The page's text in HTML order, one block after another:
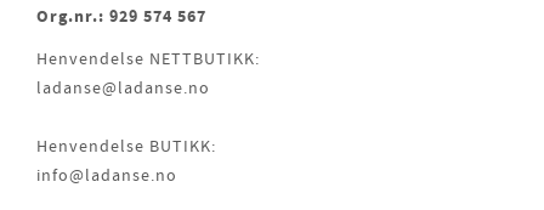
Org.nr.: 929 574 567
Henvendelse NETTBUTIKK:
ladanse@ladanse.no
Henvendelse BUTIKK:
info@ladanse.no